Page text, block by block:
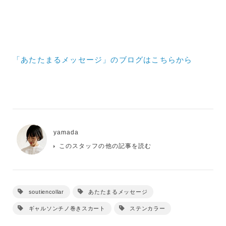
「あたたまるメッセージ」のブログはこちらから
yamada
このスタッフの他の記事を読む
soutiencollar あたたまるメッセージ
ギャルソンチノ巻きスカート ステンカラー